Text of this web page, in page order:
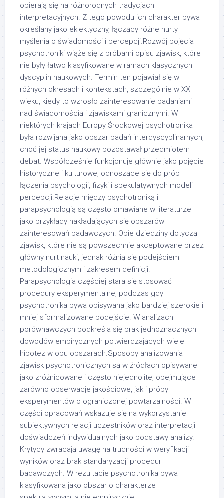
opierają się na różnorodnych tradycjach
interpretacyjnych. Z tego powodu ich charakter bywa
określany jako eklektyczny, łączący różne nurty
myślenia o świadomości i percepcji.Rozwój pojęcia
psychotroniki wiąże się z próbami opisu zjawisk, które
nie były łatwo klasyfikowane w ramach klasycznych
dyscyplin naukowych. Termin ten pojawiał się w
różnych okresach i kontekstach, szczególnie w XX
wieku, kiedy to wzrosło zainteresowanie badaniami
nad świadomością i zjawiskami granicznymi. W
niektórych krajach Europy Środkowej psychotronika
była rozwijana jako obszar badań interdyscyplinarnych,
choć jej status naukowy pozostawał przedmiotem
debat. Współcześnie funkcjonuje głównie jako pojęcie
historyczne i kulturowe, odnoszące się do prób
łączenia psychologii, fizyki i spekulatywnych modeli
percepcji.Relacje między psychotroniką i
parapsychologią są często omawiane w literaturze
jako przykłady nakładających się obszarów
zainteresowań badawczych. Obie dziedziny dotyczą
zjawisk, które nie są powszechnie akceptowane przez
główny nurt nauki, jednak różnią się podejściem
metodologicznym i zakresem definicji.
Parapsychologia częściej stara się stosować
procedury eksperymentalne, podczas gdy
psychotronika bywa opisywana jako bardziej szerokie i
mniej sformalizowane podejście. W analizach
porównawczych podkreśla się brak jednoznacznych
dowodów empirycznych potwierdzających wiele
hipotez w obu obszarach.Sposoby analizowania
zjawisk psychotronicznych są w źródłach opisywane
jako zróżnicowane i często niejednolite, obejmujące
zarówno obserwacje jakościowe, jak i próby
eksperymentów o ograniczonej powtarzalności. W
części opracowań wskazuje się na wykorzystanie
subiektywnych relacji uczestników oraz interpretacji
doświadczeń indywidualnych jako podstawy analizy.
Krytycy zwracają uwagę na trudności w weryfikacji
wyników oraz brak standaryzacji procedur
badawczych. W rezultacie psychotronika bywa
klasyfikowana jako obszar o charakterze